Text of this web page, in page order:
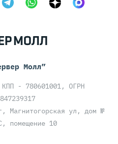
Молл”
- 780601001, ОГРН
Магнитогорская ул, дом №
помещение 10